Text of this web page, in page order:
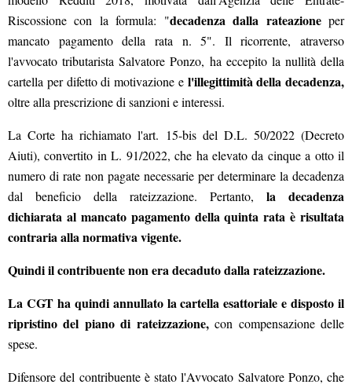
Riscossione con la formula: "decadenza dalla rateazioneper
mancato pagamento della rata n. 5". Il ricorrente, atraverso
l'avvocato tributarista Salvatore Ponzo, ha eccepito la nullità della
cartella per difetto di motivazione e l'illegittimità della decadenza,
oltre alla prescrizione di sanzioni e interessi.
La Corte ha richiamato l'art. 15-bis del D.L. 50/2022 (Decreto
Aiuti), convertito in L. 91/2022, che ha elevato da cinque a otto il
numero di rate non pagate necessarie per determinare la decadenza
dal beneficio della rateizzazione. Pertanto, la decadenza
dichiarata al mancato pagamento della quinta rata è risultata
contraria alla normativa vigente.
Quindi il contribuente non era decaduto dalla rateizzazione.
La CGT ha quindi annullato la cartella esattoriale e disposto il
ripristino del piano di rateizzazione,con compensazione delle
spese.
Difensore del contribuente è stato l'Avvocato Salvatore Ponzo, che